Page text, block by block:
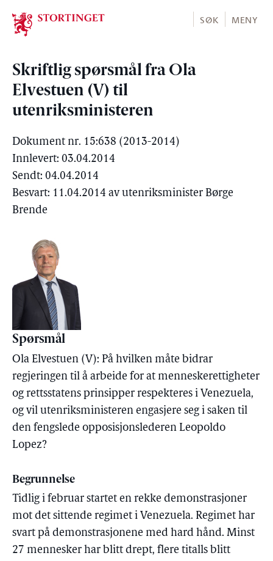
Stortinget.no
SØK MENY
Skriftlig spørsmål fra Ola
Elvestuen (V) til
utenriksministeren
Dokument nr. 15:638 (2013-2014)
Innlevert: 03.04.2014
Sendt: 04.04.2014
Besvart: 11.04.2014 av utenriksminister Børge
Brende
Spørsmål
Ola Elvestuen (V): På hvilken måte bidrar
regjeringen til å arbeide for at menneskerettigheter
og rettsstatens prinsipper respekteres i Venezuela,
og vil utenriksministeren engasjere seg i saken til
den fengslede opposisjonslederen Leopoldo
Lopez?
Begrunnelse
Tidlig i februar startet en rekke demonstrasjoner
mot det sittende regimet i Venezuela. Regimet har
svart på demonstrasjonene med hard hånd. Minst
27 mennesker har blitt drept, flere titalls blitt